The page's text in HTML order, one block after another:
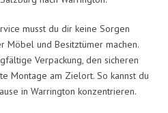
musst du dir keine Sorgen
Möbel und Besitztümer machen.
Verpackung, den sicheren
Montage am Zielort. So kannst du
in Warrington konzentrieren.